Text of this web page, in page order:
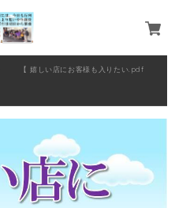
【 嬉しい店にお客様も入りたい.pdf